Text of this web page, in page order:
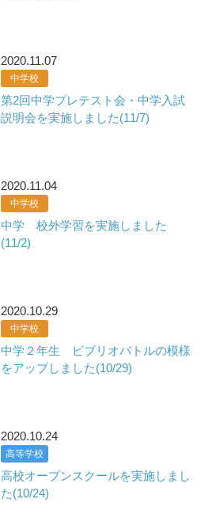
2020.11.07
中学校
第2回中学プレテスト会・中学入試
説明会を実施しました(11/7)
2020.11.04
中学校
中学 校外学習を実施しました
(11/2)
2020.10.29
中学校
中学２年生 ビブリオバトルの模様
をアップしました(10/29)
2020.10.24
高等学校
高校オープンスクールを実施しまし
た(10/24)